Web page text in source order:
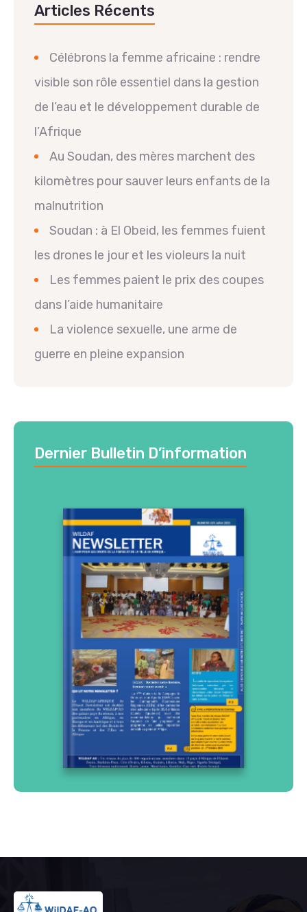
Articles Récents
Célébrons la femme africaine : rendre
visible son rôle essentiel dans la gestion
de l’eau et le développement durable de
l’Afrique
Au Soudan, des mères marchent des
kilomètres pour sauver leurs enfants de la
malnutrition
Soudan : à El Obeid, les femmes fuient
les drones le jour et les violeurs la nuit
Les femmes paient le prix des coupes
dans l’aide humanitaire
La violence sexuelle, une arme de
guerre en pleine expansion
Dernier Bulletin D’information